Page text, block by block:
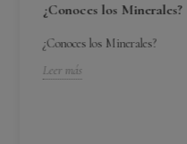
¿Conoces los Minerales?
¿Conoces los Minerales?
Leer más